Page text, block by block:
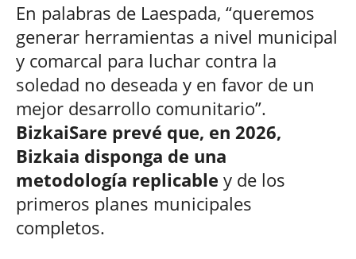
En palabras de Laespada, “queremos
generar herramientas a nivel municipal
y comarcal para luchar contra la
soledad no deseada y en favor de un
mejor desarrollo comunitario”.
BizkaiSare prevé que, en 2026,
Bizkaia disponga de una
metodología replicable y de los
primeros planes municipales
completos.